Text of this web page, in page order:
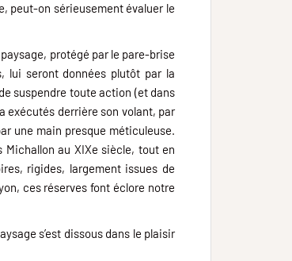
peut-on sérieusement évaluer le
protégé par le pare-brise
lui seront données plutôt par la
suspendre toute action (et dans
exécutés derrière son volant, par
une main presque méticuleuse.
au XIXe siècle, tout en
rigides, largement issues de
ces réserves font éclore notre
s’est dissous dans le plaisir